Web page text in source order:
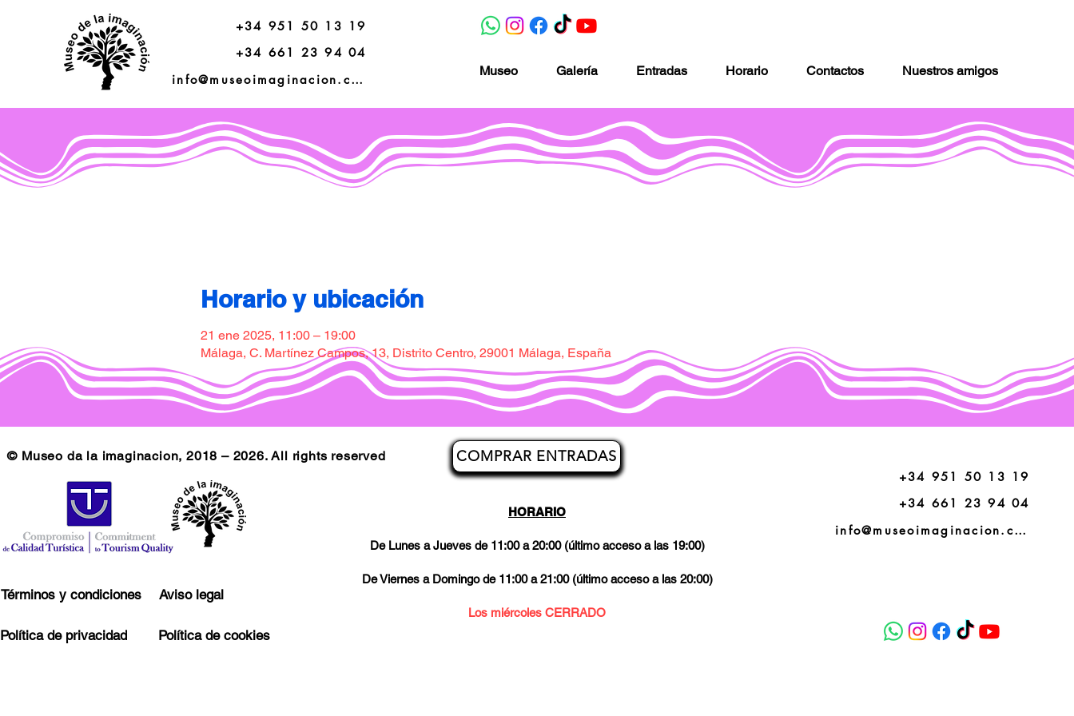
+34 951 50 13 19
+34 661 23 94 04
info@museoimaginacion.com
Museo Galería Entradas Horario Contactos Nuestros amigos
Horario y ubicación
21 ene 2025, 11:00 – 19:00
Málaga, C. Martínez Campos, 13, Distrito Centro, 29001 Málaga, España
HORARIO
De Lunes a Jueves de 11:00 a 20:00 (último acceso a las 19:00)
De Viernes a Domingo de 11:00 a 21:00 (último acceso a las 20:00)
Los miércoles CERRADO
COMPRAR ENTRADAS
© Museo da la imaginacion, 2018 – 2026. All rights reserved
Términos y condiciones
Política de privacidad
Aviso legal
Política de cookies
+34 951 50 13 19
+34 661 23 94 04
info@museoimaginacion.com